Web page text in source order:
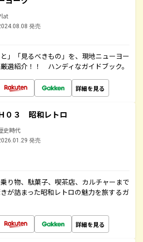
発売
と」「見るべきもの」を、現地ニューヨー
選紹介！！ ハンディなガイドブック。
詳細を見る
０３ 昭和レトロ
史時代
発売
り物、駄菓子、喫茶店、カルチャーまで
が詰まった昭和レトロの魅力を旅するガ
詳細を見る